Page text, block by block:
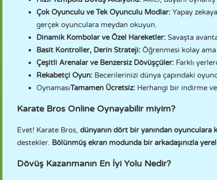
Çok Oyunculu ve Tek Oyunculu Modlar: Yapay
gerçek oyunculara meydan okuyun.
Dinamik Kombolar ve Özel Hareketler: Savaşta
Basit Kontroller, Derin Strateji: Öğrenmesi kolay
Çeşitli Arenalar ve Benzersiz Dövüşçüler: Farklı
Rekabetçi Oyun: Becerilerinizi dünya çapındaki
OynamasıTamamen Ücretsiz: Herhangi bir indirme
Karate Bros Online Oynayabilir miyim?
Evet! Karate Bros, dünyanın dört bir yanından oyunculara
destekler. Bölünmüş ekran modunda bir arkadaşınızla
Dövüş Kazanmanın En İyi Yolu Nedir?